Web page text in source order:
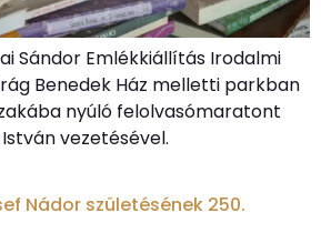
Sándor Emlékkiállítás Irodalmi
Benedek Ház melletti parkban
nyúló felolvasómaratont
vezetésével.
Nádor születésének 250.